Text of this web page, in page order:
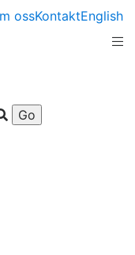
ossKontaktEnglish